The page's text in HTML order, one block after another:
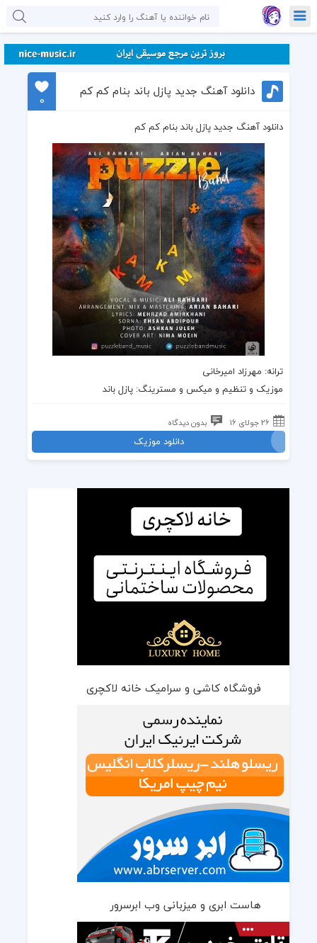
دانلود آهنگ جدید پازل باند بنام کم کم
0
دانلود آهنگ جدید پازل باند بنام کم کم
ترانه: مهرزاد امیرخانی
موزیک و تنظیم و میکس و مسترینگ:پازل باند
26 جولای 16 بدون دیدگاه
دانلود موزیک
فروشگاه کاشی و سرامیک خانه لاکچری
هاست ابری و میزبانی وب ابرسرور